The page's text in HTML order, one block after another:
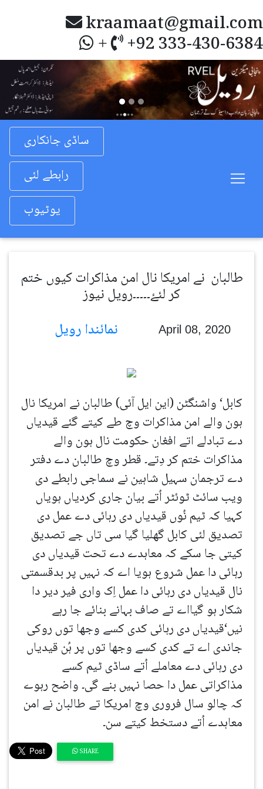
kraamaat@gmail.com
+ +92 333-430-6384
Previous
ساڈی جانکاری
رابطے لئی
یوٹیوب
طالبان نے امریکا نال امن مذاکرات کیوں ختم
کر لئۓ۔۔۔۔۔رویل نیوز
April 08, 2020
کابل‘ واشنگٹن (این ایل آئی) طالبان نے امریکا نال
ہون والے امن مذاکرات وچ طے کیتے گئے قیدیاں
دے تبادلے اتے افغان حکومت نال ہون والے
مذاکرات ختم کر دِتے۔ قطر وچ طالبان دے دفتر
دے ترجمان سہیل شاہین نے سماجی رابطے دی
ویب سائٹ ٹوئٹر اُتے بیان جاری کردیاں ہویاں
کہیا کہ ٹیم نُوں قیدیاں دی رہائی دے عمل دی
تصدیق لئی کابل گھلیا گیا سی تاں جے تصدیق
کیتی جا سکے کہ معاہدے دے تحت قیدیاں دی
رہائی دا عمل شروع ہویا اے کہ نہیں پر بدقسمتی
نال قیدیاں دی رہائی دا عمل اِک واری فیر دیر دا
شکار ہو گیااے تے صاف بہانے بنائے جا رہے
نیں‘قیدیاں دی رہائی کدی کسے وجھا توں روکی
جاندی اے تے کدی کسے وجھا توں پر ہُن قیدیاں
دی رہائی دے معاملے اُتے ساڈی ٹیم کسے
مذاکراتی عمل دا حصا نہیں بنے گی۔ واضح رہوے
کہ چالو سال فروری وچ امریکا تے طالبان نے امن
معاہدے اُتے دستخط کیتے سن۔
SHARE